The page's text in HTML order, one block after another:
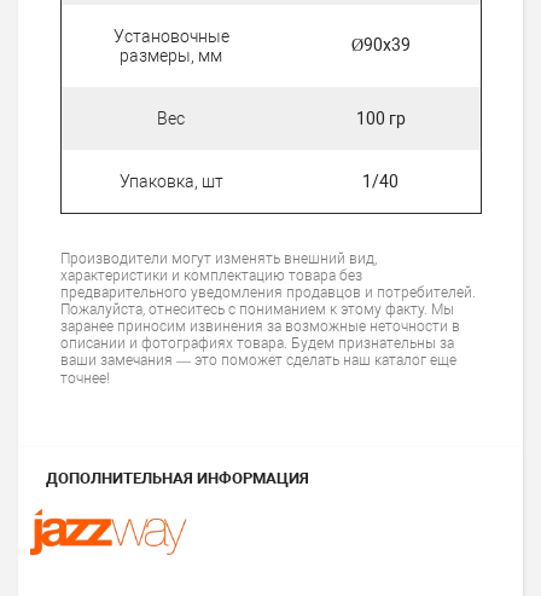
Установочные
размеры, мм
Ø90x39
Вес 100 гр
Упаковка, шт 1/40
Производители могут изменять внешний вид,
характеристики и комплектацию товара без
предварительного уведомления продавцов и потребителей.
Пожалуйста, отнеситесь с пониманием к этому факту. Мы
заранее приносим извинения за возможные неточности в
описании и фотографиях товара. Будем признательны за
ваши замечания — это поможет сделать наш каталог еще
точнее!
ДОПОЛНИТЕЛЬНАЯ ИНФОРМАЦИЯ